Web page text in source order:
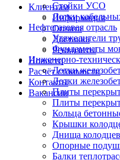
Клиентам
Информация
Оплата
Доставка
Реквизиты
Новости
Расчёт стоимости
Контакты
Вакансии
Стойки УСО
Лотки
Нефтегазовая отрасль
Утяжелители
Фундаменты
Инженерно-
Лотки
Лотки
Плиты
Плиты
Кольца
Крышки
Днища колодцев
Опорные
Балки